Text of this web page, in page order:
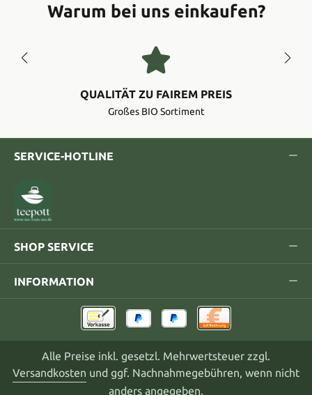
Warum bei uns einkaufen?
QUALITÄT ZU FAIREM PREIS
Großes BIO Sortiment
SERVICE-HOTLINE
SHOP SERVICE
INFORMATION
Alle Preise inkl. gesetzl. Mehrwertsteuer zzgl.
Versandkosten und ggf. Nachnahmegebühren, wenn nicht
anders angegeben.